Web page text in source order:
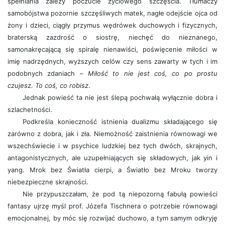
samobójstwa pozornie szczęśliwych matek, nagłe odejście ojca od
żony i dzieci, ciągły przymus wędrówek duchowych i fizycznych,
braterską zazdrość o siostrę, niechęć do nieznanego,
samonakręcającą się spiralę nienawiści, poświęcenie miłości w
imię nadrzędnych, wyższych celów czy sens zawarty w tych i im
podobnych zdaniach – Miłość to nie jest coś, co po prostu
czujesz. To coś, co robisz.
Jednak powieść ta nie jest ślepą pochwałą wyłącznie dobra i
szlachetności.
Podkreśla konieczność istnienia dualizmu składającego się
zarówno z dobra, jak i zła. Niemożność zaistnienia równowagi we
wszechświecie i w psychice ludzkiej bez tych dwóch, skrajnych,
antagonistycznych, ale uzupełniających się składowych, jak yin i
yang. Mrok bez Światła cierpi, a Światło bez Mroku tworzy
niebezpieczne skrajności.
Nie przypuszczałam, że pod tą niepozorną fabułą powieści
fantasy ujrzę myśl prof. Józefa Tischnera o potrzebie równowagi
emocjonalnej, by móc się rozwijać duchowo, a tym samym odkryję